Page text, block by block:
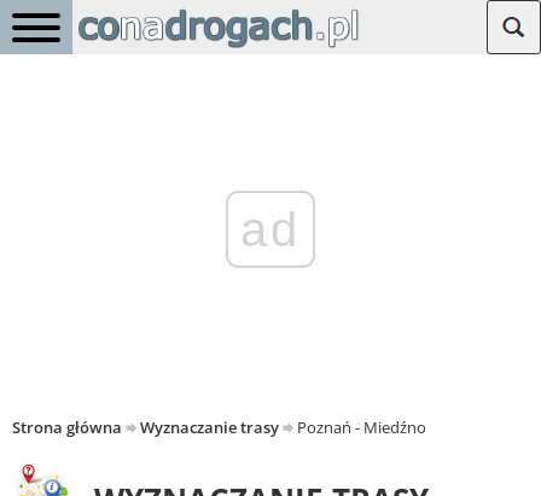
ad
Strona główna Wyznaczanie trasy Poznań - Miedźno